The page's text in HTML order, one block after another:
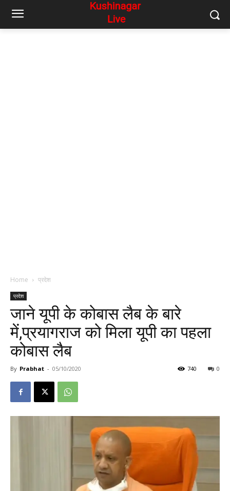
Home प्रदेश
प्रदेश
जाने यूपी के कोबास लैब के बारे
में,प्रयागराज को मिला यूपी का पहला
कोबास लैब
By Prabhat - 05/10/2020 0
740